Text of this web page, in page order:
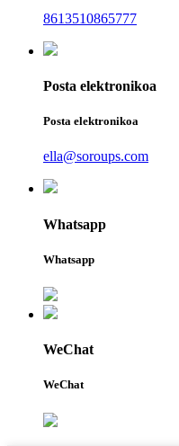
8613510865777
Posta elektronikoa
Posta elektronikoa
ella@soroups.com
Whatsapp
Whatsapp
WeChat
WeChat